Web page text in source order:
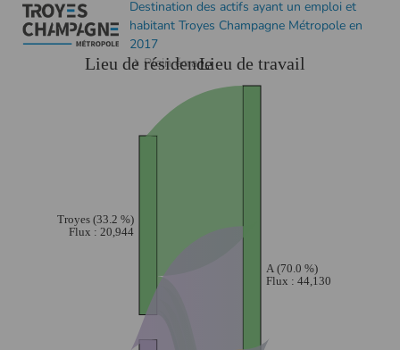
Destination des actifs ayant un emploi et
habitant Troyes Champagne Métropole en
2017
Plein écran